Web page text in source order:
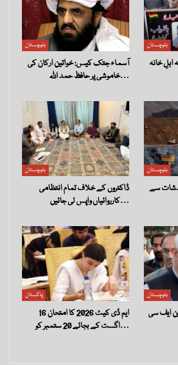
بلوچستان
آسماء جتک کیس: خواتین ارکان کی
خاموشی پر حافظ حمد اللہ…
بلوچستان
اہلِ خانہ
بلوچستان
ڈاکٹروں کے خلاف تمام انتظامی
کارروائیاں واپس لی جائیں…
بلوچستان
سے
پاکستان
ایم ڈی کیٹ 2026 کا امتحان 16
اگست کے بجائے 20 ستمبر کو…
بلوچستان
ایف سی